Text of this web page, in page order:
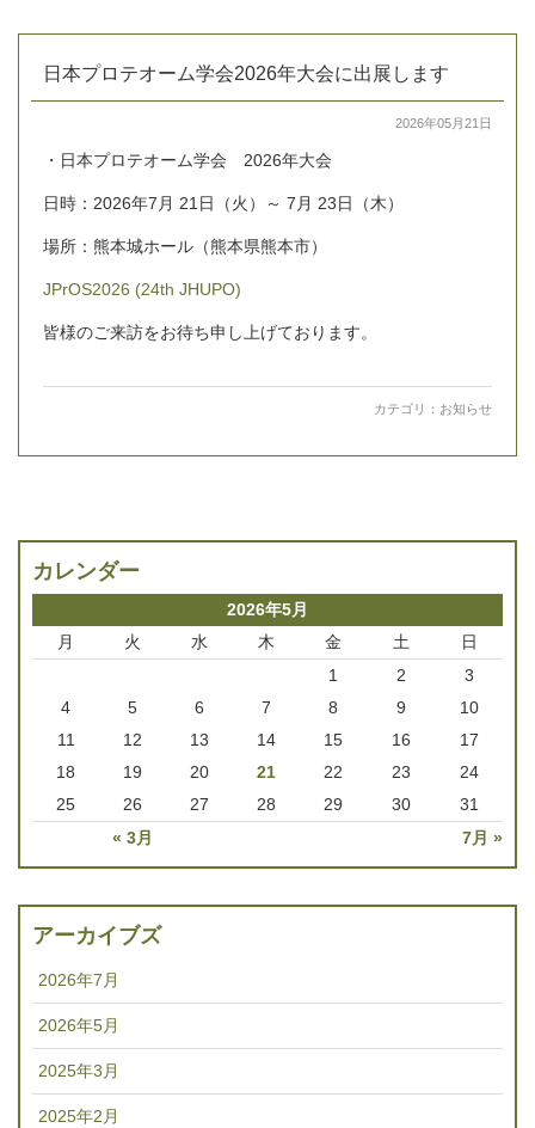
日本プロテオーム学会2026年大会に出展します
2026年05月21日
・日本プロテオーム学会 2026年大会
日時：2026年7月 21日（火）～ 7月 23日（木）
場所：熊本城ホール （熊本県熊本市）
JPrOS2026 (24th JHUPO)
皆様のご来訪をお待ち申し上げております。
カテゴリ： お知らせ
カレンダー
2026年5月
月
火 水 木 金 土 日
« 3月 7月 »
1 2
3
4
5 6 7 8 9
10
11
12 13 14 15 16
17
18
19 20 21 22 23
24
25
26 27 28 29 30 31
アーカイブズ
2026年7月
2026年5月
2025年3月
2025年2月